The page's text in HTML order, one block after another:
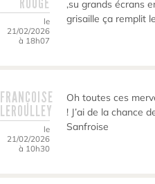
le
21/02/2026
à 18h07
,su grands écrans
grisaille ça remplit
FRANÇOISE
LEROULLEY
le
21/02/2026
à 10h30
Oh toutes ces
! J’ai de la chance
Sanfroise